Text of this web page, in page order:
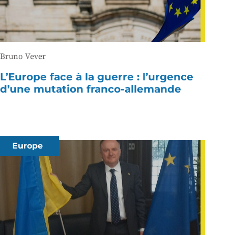
Bruno Vever
L’Europe face à la guerre : l’urgence
d’une mutation franco-allemande
Europe